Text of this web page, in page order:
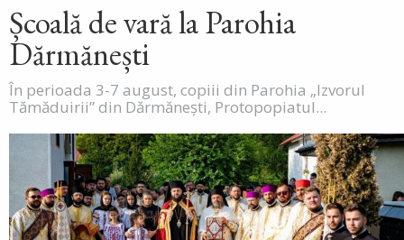
Școală de vară la Parohia
Dărmănești
În perioada 3-7 august, copiii din Parohia „Izvorul
Tămăduirii” din Dărmănești, Protopopiatul...